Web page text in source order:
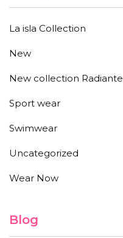
La isla Collection
New
New collection Radiante
Sport wear
Swimwear
Uncategorized
Wear Now
Blog